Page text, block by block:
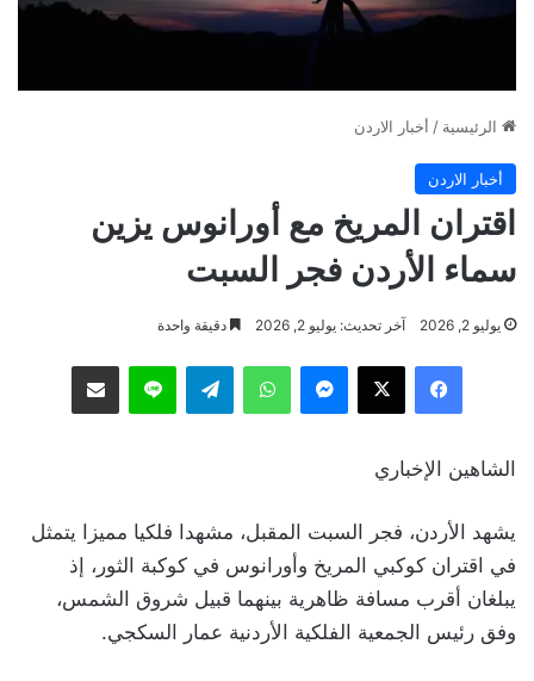
الرئيسية / أخبار الاردن
أخبار الاردن
اقتران المريخ مع أورانوس يزين
سماء الأردن فجر السبت
يوليو 2, 2026 آخر تحديث: يوليو 2, 2026 دقيقة واحدة
فيسبوك ‫X ماسنجر واتساب تيلقرام لاين مشاركة عبر البريد
الشاهين الإخباري
يشهد الأردن، فجر السبت المقبل، مشهدا فلكيا مميزا يتمثل
في اقتران كوكبي المريخ وأورانوس في كوكبة الثور، إذ
يبلغان أقرب مسافة ظاهرية بينهما قبيل شروق الشمس،
وفق رئيس الجمعية الفلكية الأردنية عمار السكجي.